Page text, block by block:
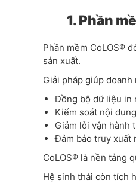
1. Phần
Phần mềm CoLOS®
sản xuất.
Giải pháp giúp doanh
Đồng bộ dữ liệu in
Kiểm soát nội
Giảm lỗi vận hành
Đảm bảo truy xuất
CoLOS® là nền tảng
Hệ sinh thái còn tích